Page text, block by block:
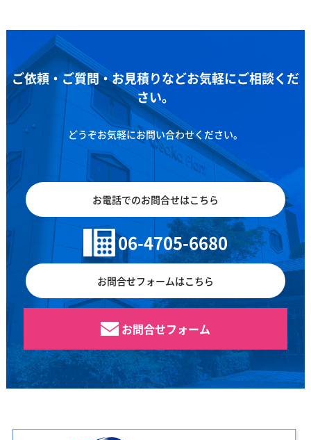
ご依頼・ご質問・お見積りなどお気軽にご相談くだ
さい。
どうぞお気軽にお問い合わせください。
お電話でのお問合せはこちら
06-4705-6680
お問合せフォームはこちら
お問合せフォーム